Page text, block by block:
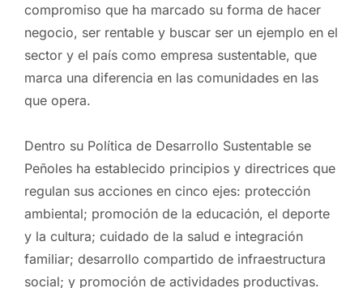
compromiso que ha marcado su forma de hacer
negocio, ser rentable y buscar ser un ejemplo en el
sector y el país como empresa sustentable, que
marca una diferencia en las comunidades en las
que opera.
Dentro su Política de Desarrollo Sustentable se
Peñoles ha establecido principios y directrices que
regulan sus acciones en cinco ejes: protección
ambiental; promoción de la educación, el deporte
y la cultura; cuidado de la salud e integración
familiar; desarrollo compartido de infraestructura
social; y promoción de actividades productivas.